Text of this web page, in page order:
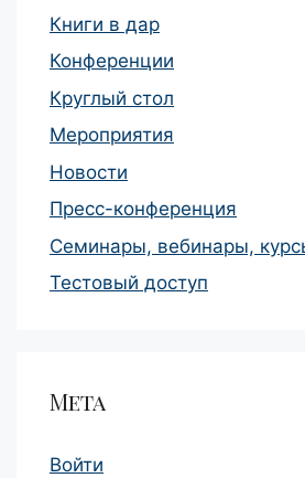
Книги в дар
Конференции
Круглый стол
Мероприятия
Новости
Пресс-конференция
Семинары, вебинары,
Тестовый доступ
Мета
Войти